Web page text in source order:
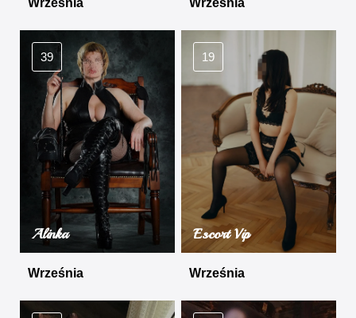
39
Alinka
Września
19
Escort Vip
Września